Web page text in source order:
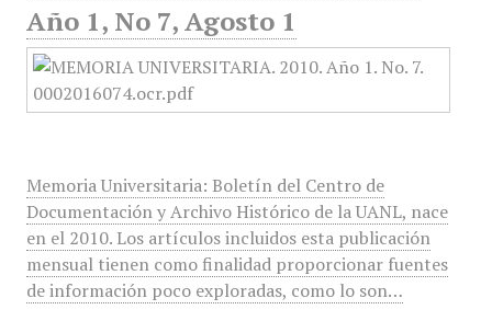
Año 1, No 7, Agosto 1
Memoria Universitaria: Boletín del Centro de
Documentación y Archivo Histórico de la UANL, nace
en el 2010. Los artículos incluidos esta publicación
mensual tienen como finalidad proporcionar fuentes
de información poco exploradas, como lo son…